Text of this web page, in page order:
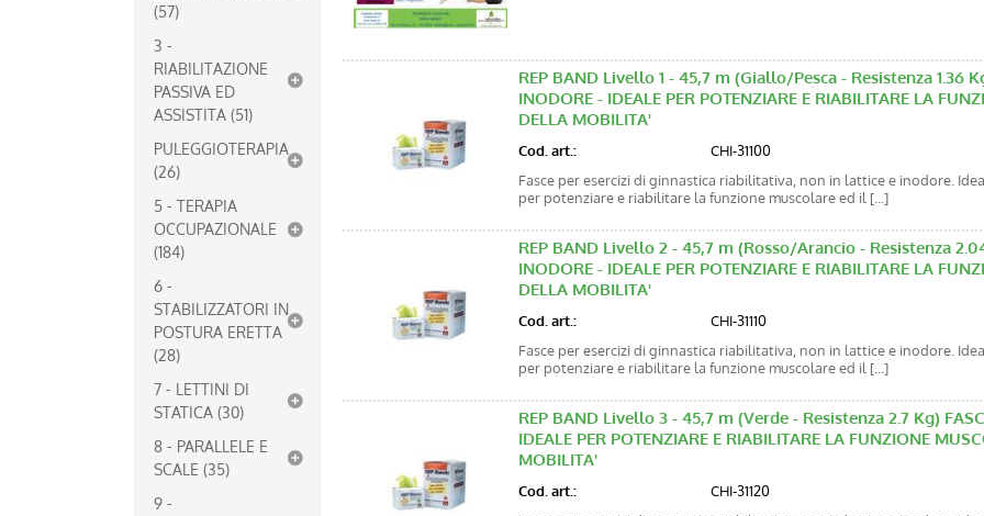
(57)
3 -
RIABILITAZIONE
PASSIVA ED
ASSISTITA (51)
PULEGGIOTERAPIA
(26)
5 - TERAPIA
OCCUPAZIONALE
(184)
6 -
STABILIZZATORI IN
POSTURA ERETTA
(28)
7 - LETTINI DI
STATICA (30)
8 - PARALLELE E
SCALE (35)
9 -
REP BAND Livello 1 - 45,7 m (Giallo/Pesca - Resistenza 1.36
INODORE - IDEALE PER POTENZIARE E RIABILITARE LA
DELLA MOBILITA'
Cod. art.:
CHI-31100
Fasce per esercizi di ginnastica riabilitativa, non in lattice e inodore.
per potenziare e riabilitare la funzione muscolare ed il [...]
REP BAND Livello 2 - 45,7 m (Rosso/Arancio - Resistenza 2.04
INODORE - IDEALE PER POTENZIARE E RIABILITARE LA
DELLA MOBILITA'
Cod. art.:
CHI-31110
Fasce per esercizi di ginnastica riabilitativa, non in lattice e inodore.
per potenziare e riabilitare la funzione muscolare ed il [...]
REP BAND Livello 3 - 45,7 m (Verde - Resistenza 2.7 Kg)
IDEALE PER POTENZIARE E RIABILITARE LA FUNZIONE
MOBILITA'
Cod. art.:
CHI-31120